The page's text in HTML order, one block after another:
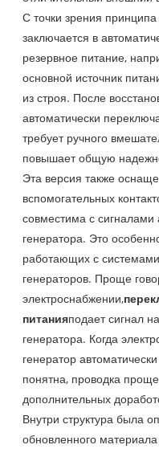
С точки зрения
заключается в
резервное питание,
основной источник
из строя. После
автоматически
требует ручного
повышает общую
Эта версия также
вспомогательных
совместима с сигналами
генератора. Это
работающих с
генераторов. Проще
электроснабжении,
питанияподает сигнал
генератора. Когда
генератор
понятна, проводка
дополнительных
Внутри структура была
обновленного